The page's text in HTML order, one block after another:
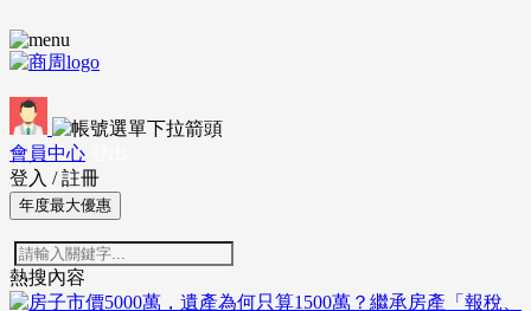
會員中心
登入 / 註冊
年度最大優惠
熱搜內容